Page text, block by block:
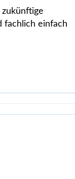
fachlich einfach